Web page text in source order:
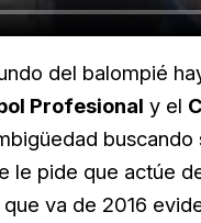
del balompié
Profesional y el
buscando
le pide que actúe
va de 2016